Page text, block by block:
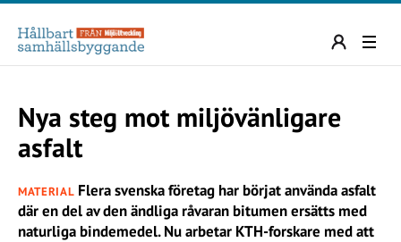
Nya steg mot miljövänligare
asfalt
MATERIAL Flera svenska företag har börjat använda asfalt
där en del av den ändliga råvaran bitumen ersätts med
naturliga bindemedel. Nu arbetar KTH-forskare med att